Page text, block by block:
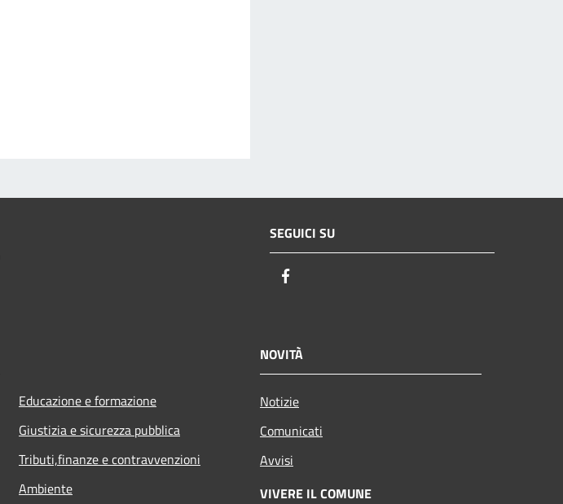
SEGUICI SU
Educazione e formazione
Giustizia e sicurezza pubblica
Tributi,finanze e contravvenzioni
Ambiente
NOVITÀ
Notizie
Comunicati
Avvisi
VIVERE IL COMUNE